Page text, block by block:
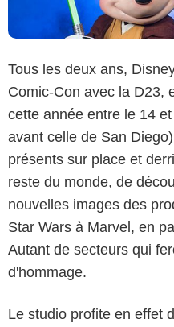
Tous les deux ans,
Comic-Con avec la D23,
cette année entre le 14
avant celle de San
présents sur place et
reste du monde, de
nouvelles images des
Star Wars à Marvel, en
Autant de secteurs qui
d'hommage.
Le studio profite en effet